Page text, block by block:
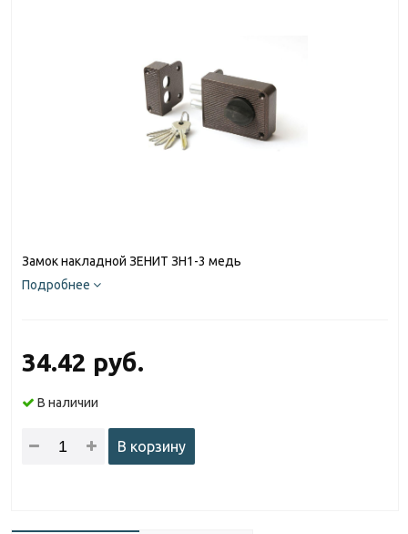
Замок накладной ЗЕНИТ ЗН1-3 медь
Подробнее
34.42 руб.
В наличии
В корзину